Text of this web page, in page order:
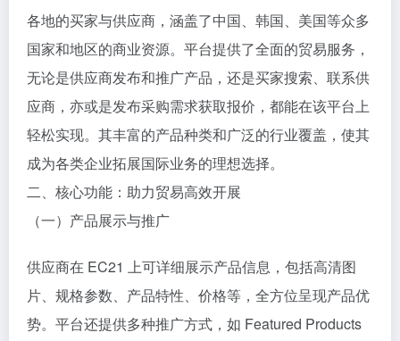
各地的买家与供应商，涵盖了中国、韩国、美国等众多
国家和地区的商业资源。平台提供了全面的贸易服务，
无论是供应商发布和推广产品，还是买家搜索、联系供
应商，亦或是发布采购需求获取报价，都能在该平台上
轻松实现。其丰富的产品种类和广泛的行业覆盖，使其
成为各类企业拓展国际业务的理想选择。
二、核心功能：助力贸易高效开展
（一）产品展示与推广
供应商在 EC21 上可详细展示产品信息，包括高清图
片、规格参数、产品特性、价格等，全方位呈现产品优
势。平台还提供多种推广方式，如 Featured Products